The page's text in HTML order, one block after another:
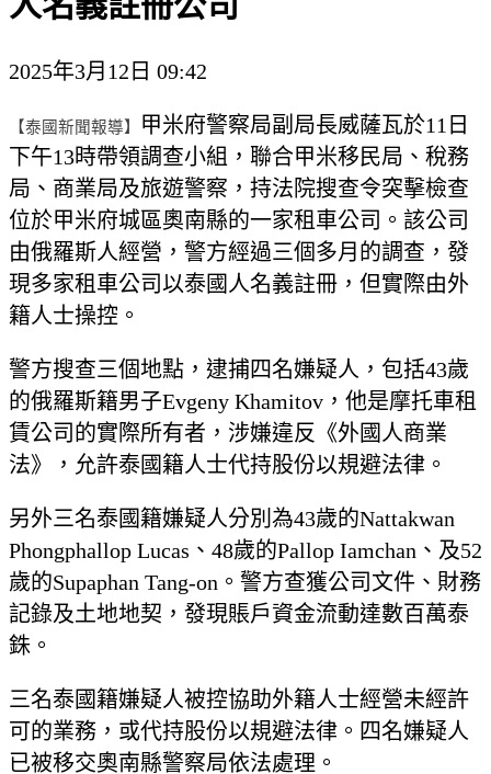
2025年3月12日 09:42
【泰國新聞報導】
甲米府警察局副局長威薩瓦於11日
下午13時帶領調查小組，聯合甲米移民局、稅務
局、商業局及旅遊警察，持法院搜查令突擊檢查
位於甲米府城區奧南縣的一家租車公司。該公司
由俄羅斯人經營，警方經過三個多月的調查，發
現多家租車公司以泰國人名義註冊，但實際由外
籍人士操控。
警方搜查三個地點，逮捕四名嫌疑人，包括43歲
的俄羅斯籍男子Evgeny Khamitov，他是摩托車租
賃公司的實際所有者，涉嫌違反《外國人商業
法》，允許泰國籍人士代持股份以規避法律。
另外三名泰國籍嫌疑人分別為43歲的Nattakwan
Phongphallop Lucas、48歲的Pallop Iamchan、及52
歲的Supaphan Tang-on。警方查獲公司文件、財務
記錄及土地地契，發現賬戶資金流動達數百萬泰
銖。
三名泰國籍嫌疑人被控協助外籍人士經營未經許
可的業務，或代持股份以規避法律。四名嫌疑人
已被移交奧南縣警察局依法處理。